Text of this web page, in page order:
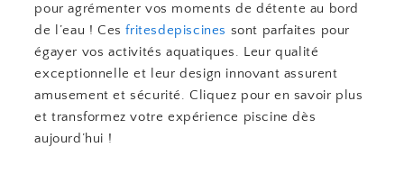
pour agrémenter vos moments de détente au bord
de l’eau ! Cesfritesdepiscines sont parfaites pour
égayer vos activités aquatiques. Leur qualité
exceptionnelle et leur design innovant assurent
amusement et sécurité. Cliquez pour en savoir plus
et transformez votre expérience piscine dès
aujourd’hui !